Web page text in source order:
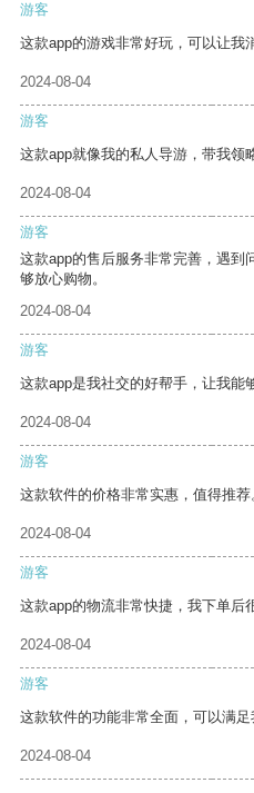
游客
这款app的游戏非常好玩，可以让我
2024-08-04
游客
这款app就像我的私人导游，带我领
2024-08-04
游客
这款app的售后服务非常完善，遇到
够放心购物。
2024-08-04
游客
这款app是我社交的好帮手，让我能
2024-08-04
游客
这款软件的价格非常实惠，值得推荐
2024-08-04
游客
这款app的物流非常快捷，我下单后
2024-08-04
游客
这款软件的功能非常全面，可以满足
2024-08-04